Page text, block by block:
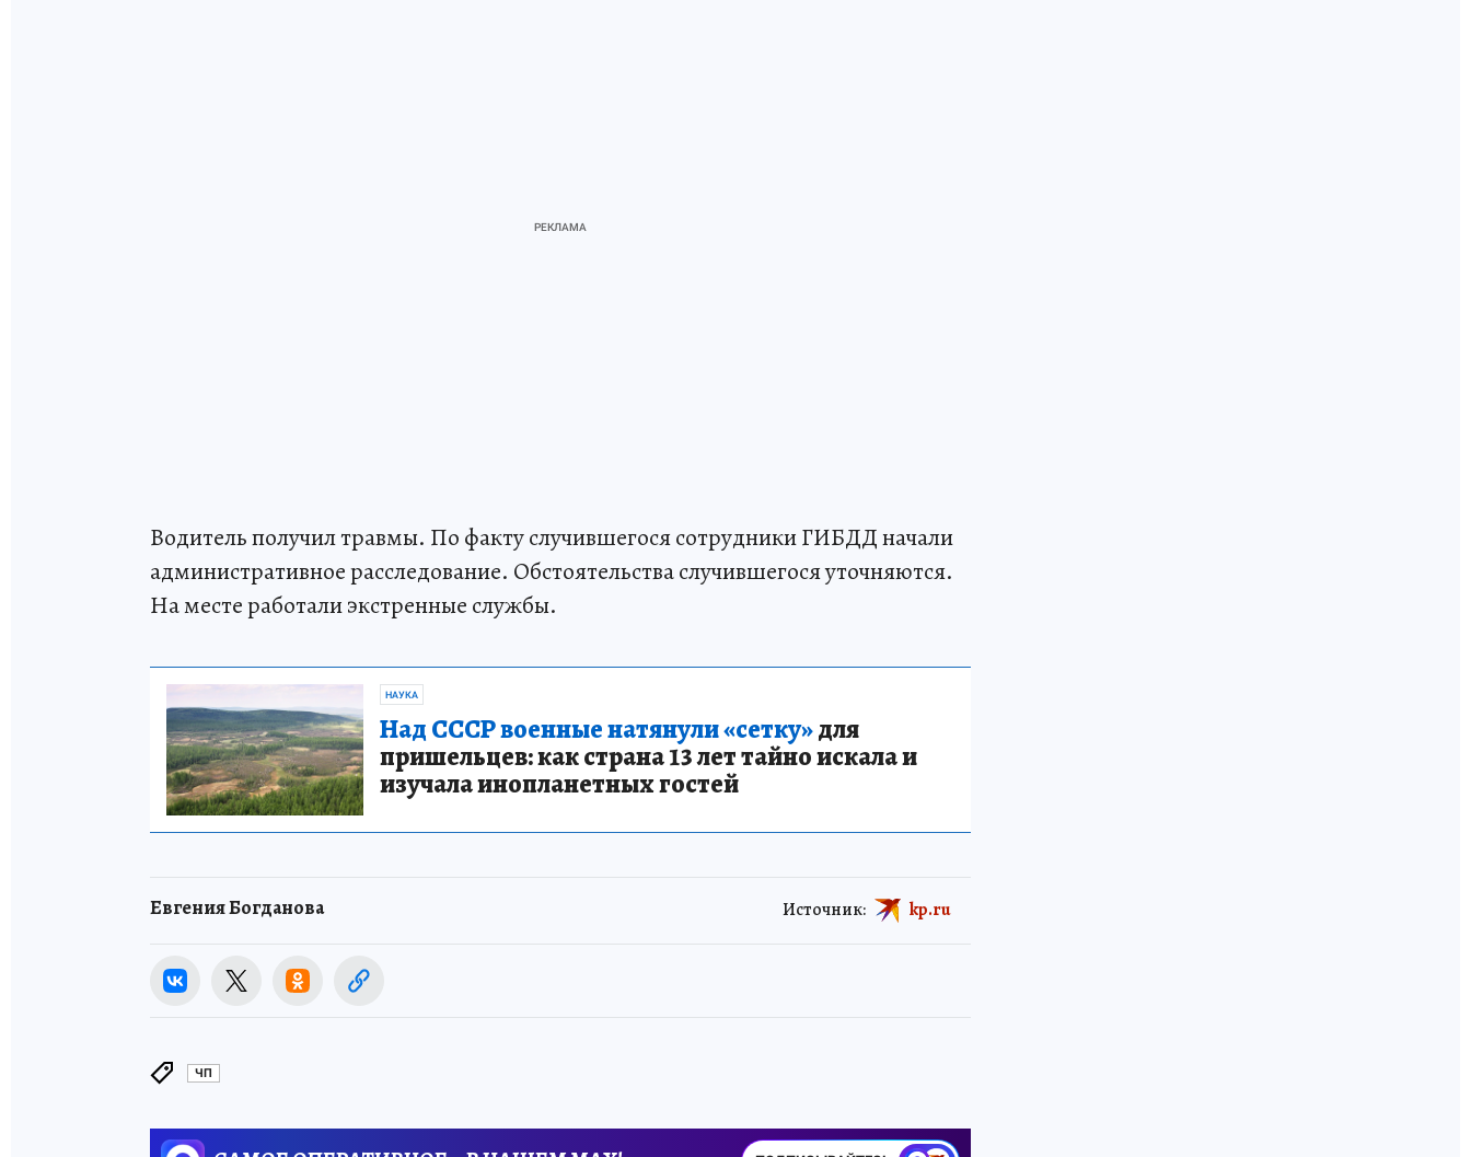
Водитель получил травмы. По факту случившегося сотрудники ГИБДД начали
административное расследование. Обстоятельства случившегося уточняются.
На месте работали экстренные службы.
НАУКА
Над СССР военные натянули «сетку»для
пришельцев: как страна 13 лет тайно искала и
изучала инопланетных гостей
Евгения Богданова Источник: kp.ru
ЧП